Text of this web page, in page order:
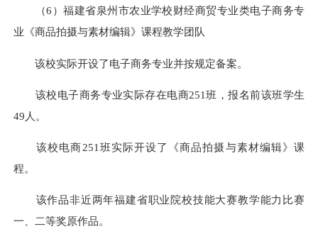
（6）福建省泉州市农业学校财经商贸专业类电子商务专
业《商品拍摄与素材编辑》课程教学团队
该校实际开设了电子商务专业并按规定备案。
该校电子商务专业实际存在电商251班，报名前该班学生
49人。
该校电商251班实际开设了《商品拍摄与素材编辑》课
程。
该作品非近两年福建省职业院校技能大赛教学能力比赛
一、二等奖原作品。